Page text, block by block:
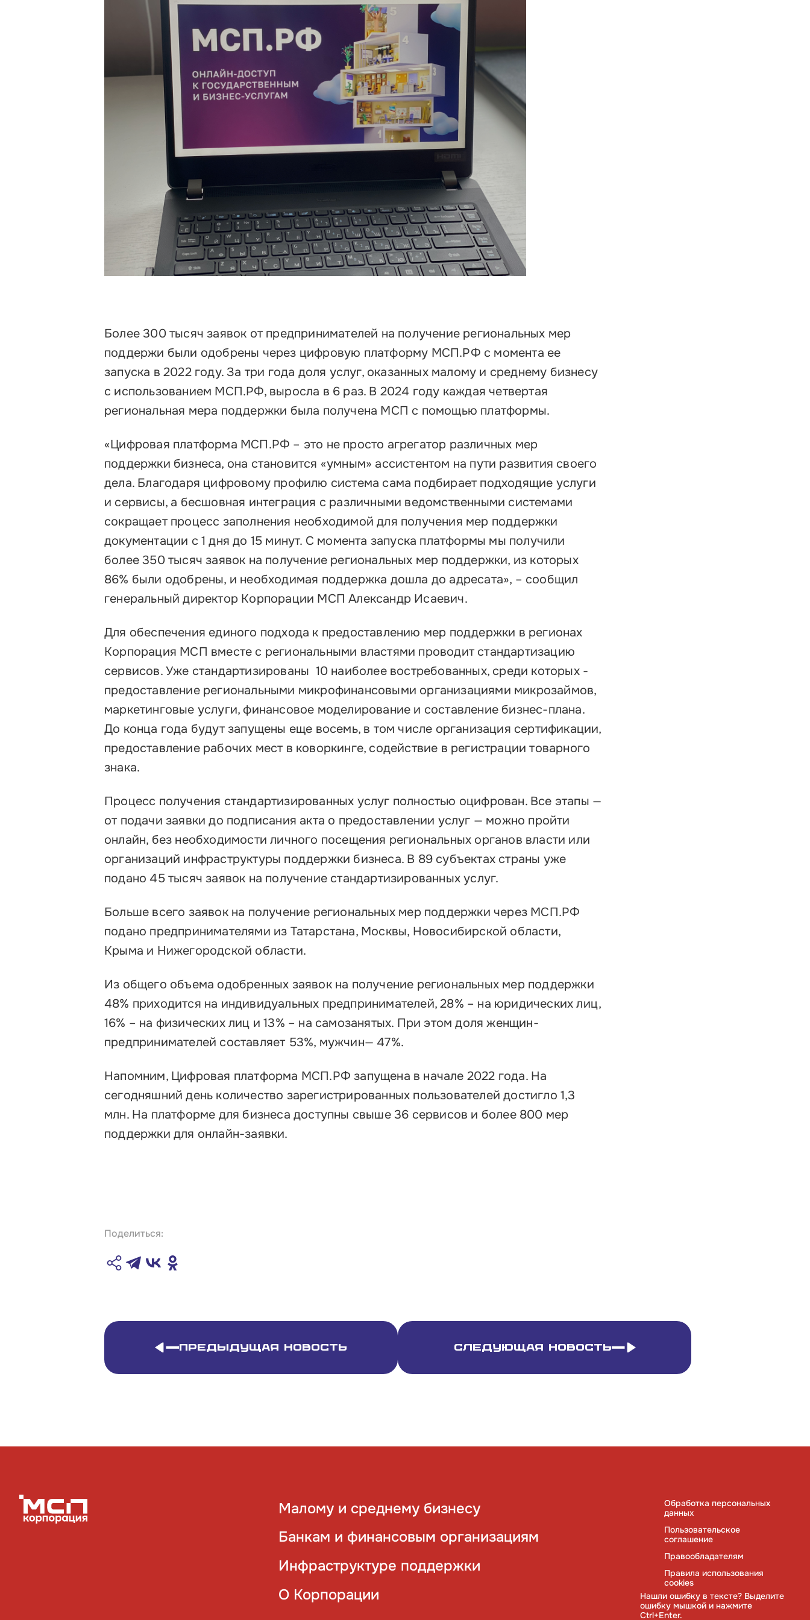
Обучение
Лизинг для бизнеса
Поддержка предпринимателей в сфере
Факторинг для бизнеса
Старт в бизнес для молодых
предпринимателей
Более 300 тысяч заявок от предпринимателей на получение региональных мер
поддержи были одобрены через цифровую платформу МСП.РФ с момента ее
запуска в 2022 году. За три года доля услуг, оказанных малому и среднему бизнесу
с использованием МСП.РФ, выросла в 6 раз. В 2024 году каждая четвертая
региональная мера поддержки была получена МСП с помощью платформы.
«Цифровая платформа МСП.РФ – это не просто агрегатор различных мер
поддержки бизнеса, она становится «умным» ассистентом на пути развития своего
дела. Благодаря цифровому профилю система сама подбирает подходящие услуги
и сервисы, а бесшовная интеграция с различными ведомственными системами
сокращает процесс заполнения необходимой для получения мер поддержки
документации с 1 дня до 15 минут. С момента запуска платформы мы получили
более 350 тысяч заявок на получение региональных мер поддержки, из которых
86% были одобрены, и необходимая поддержка дошла до адресата», – сообщил
генеральный директор Корпорации МСП Александр Исаевич.
Для обеспечения единого подхода к предоставлению мер поддержки в регионах
Корпорация МСП вместе с региональными властями проводит стандартизацию
сервисов. Уже стандартизированы 10 наиболее востребованных, среди которых -
предоставление региональными микрофинансовыми организациями микрозаймов,
маркетинговые услуги, финансовое моделирование и составление бизнес-плана.
До конца года будут запущены еще восемь, в том числе организация сертификации,
предоставление рабочих мест в коворкинге, содействие в регистрации товарного
знака.
Процесс получения стандартизированных услуг полностью оцифрован. Все этапы —
от подачи заявки до подписания акта о предоставлении услуг — можно пройти
онлайн, без необходимости личного посещения региональных органов власти или
организаций инфраструктуры поддержки бизнеса. В 89 субъектах страны уже
подано 45 тысяч заявок на получение стандартизированных услуг.
Больше всего заявок на получение региональных мер поддержки через МСП.РФ
подано предпринимателями из Татарстана, Москвы, Новосибирской области,
Крыма и Нижегородской области.
Из общего объема одобренных заявок на получение региональных мер поддержки
48% приходится на индивидуальных предпринимателей, 28% – на юридических лиц,
16% – на физических лиц и 13% – на самозанятых. При этом доля женщин-
предпринимателей составляет 53%, мужчин— 47%.
Напомним, Цифровая платформа МСП.РФ запущена в начале 2022 года. На
сегодняшний день количество зарегистрированных пользователей достигло 1,3
млн. На платформе для бизнеса доступны свыше 36 сервисов и более 800 мер
поддержки для онлайн-заявки.
Поделиться:
Предыдущая новость Следующая новость
Малому и среднему бизнесу
Банкам и финансовым организациям
Инфраструктуре поддержки
О Корпорации
Обработка персональных
данных
Пользовательское
соглашение
Правообладателям
Правила использования
cookies
Нашли ошибку в тексте? Выделите
ошибку мышкой и нажмите
Ctrl+Enter.